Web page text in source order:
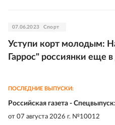
07.06.2023 Спорт
Уступи корт молодым:
Гаррос" россиянки еще
ПОСЛЕДНИЕ ВЫПУСКИ:
Российская газета -
от 07 августа 2026 г. №10012